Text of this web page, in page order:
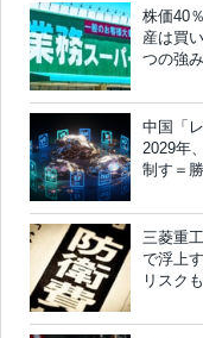
株価40
産は買
つの強
中国「
2029年
制す＝
三菱重
で浮上
リスク